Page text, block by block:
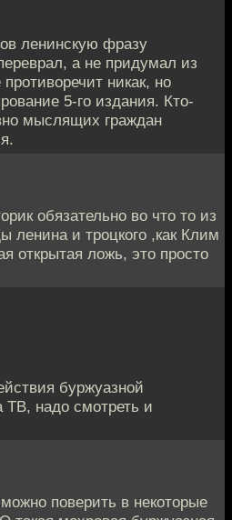
ленинскую фразу
а не придумал из
никак, но
5-го издания. Кто-
мыслящих граждан
обязательно во что то из
ленина и троцкого ,как Клим
открытая ложь, это просто
буржуазной
надо смотреть и
поверить в некоторые